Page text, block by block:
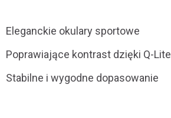
Eleganckie okulary sportowe
Poprawiające kontrast dzięki Q-Lite
Stabilne i wygodne dopasowanie